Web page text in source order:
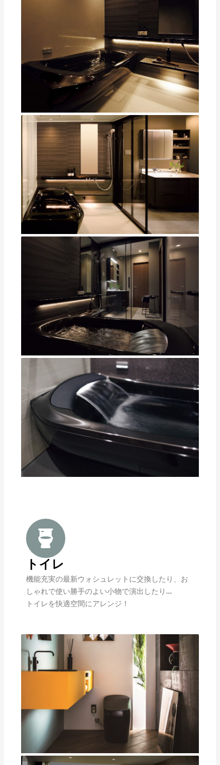
トイレ
機能充実の最新ウォシュレットに交換したり、お
しゃれで使い勝手のよい小物で演出したり…
トイレを快適空間にアレンジ！